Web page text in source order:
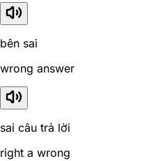
bên sai
wrong answer
sai câu trả lời
right a wrong